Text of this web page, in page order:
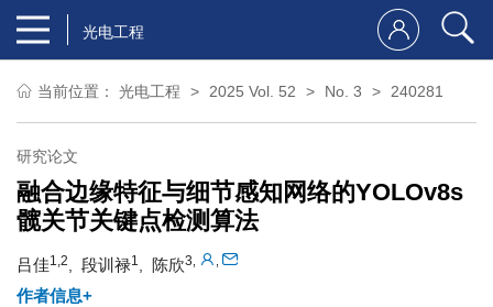
光电工程
当前位置： 光电工程 2025 Vol. 52 No. 3 240281
研究论文
融合边缘特征与细节感知网络的YOLOv8s
髋关节关键点检测算法
吕佳1,2 段训禄1 陈欣3
作者信息+